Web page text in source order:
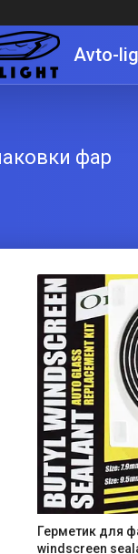
Avto-
фар
Герметик для
windscreen